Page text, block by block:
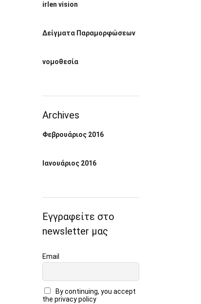
irlen vision
Δείγματα Παραμορφώσεων
νομοθεσία
Archives
Φεβρουάριος 2016
Ιανουάριος 2016
Εγγραφείτε στο
newsletter μας
Email
By continuing, you accept
the privacy policy